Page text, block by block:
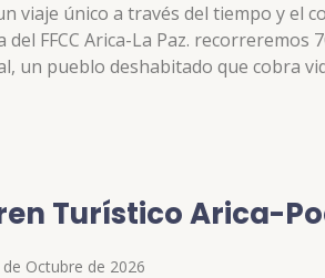
viaje único a través del tiempo y
FFCC Arica-La Paz.
un pueblo deshabitado que cobra
Turístico Arica-
de Octubre de 2026